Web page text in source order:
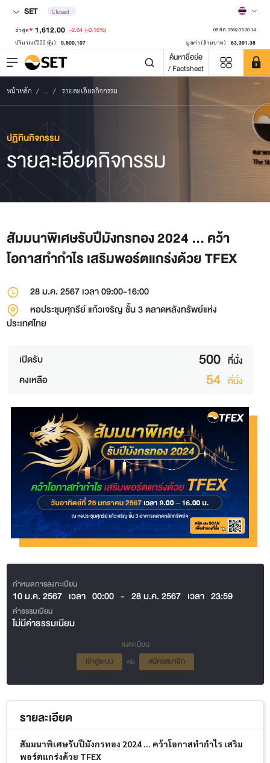
SET Closed
ล่าสุด 1,612.00 -2.64 (-0.16%) 08 ส.ค. 2569 03:20:14
ปริมาณ ('000 หุ้น) 9,800,107 มูลค่า (ล้านบาท) 63,391.38
ค้นหาชื่อย่อ
/ Factsheet
หน้าหลัก ... รายละเอียดกิจกรรม
ปฏิทินกิจกรรม
รายละเอียดกิจกรรม
สัมมนาพิเศษรับปีมังกรทอง 2024 ... คว้า
โอกาสทำกำไร เสริมพอร์ตแกร่งด้วย TFEX
28 ม.ค. 2567 เวลา 09:00-16:00
หอประชุมศุกรีย์ แก้วเจริญ ชั้น 3 ตลาดหลังทรัพย์แห่ง
ประเทศไทย
เปิดรับ 500 ที่นั่ง
คงเหลือ
54 ที่นั่ง
กำหนดการลงทะเบียน
10 ม.ค. 2567 เวลา 00:00 - 28 ม.ค. 2567 เวลา 23:59
ค่าธรรมเนียม
ไม่มีค่าธรรมเนียม
ลงทะเบียน
เข้าสู่ระบบ
หรือ สมัครสมาชิก
รายละเอียด
สัมมนาพิเศษรับปีมังกรทอง 2024 ... คว้าโอกาสทำกำไร เสริม
พอร์ตแกร่งด้วย TFEX